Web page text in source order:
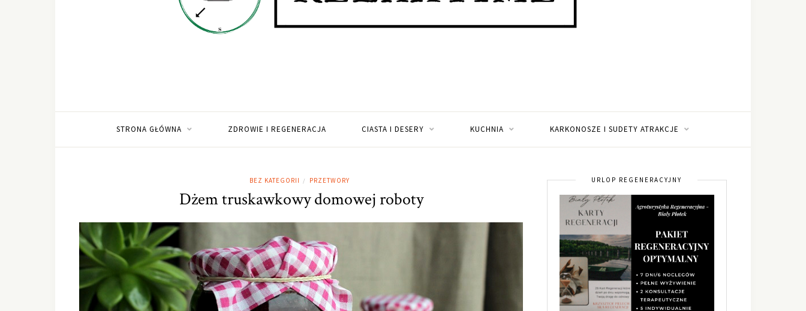
STRONA GŁÓWNA ZDROWIE I REGENERACJA CIASTA I DESERY KUCHNIA KARKONOSZE I SUDETY ATRAKCJE
BEZ KATEGORII / PRZETWORY
Dżem truskawkowy domowej roboty
URLOP REGENERACYJNY